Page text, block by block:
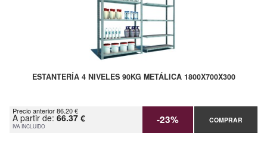
ESTANTERÍA 4 NIVELES 90KG METÁLICA 1800X700X300
Precio anterior 86.20 €
A partir de: 66.37 €
IVA INCLUIDO -23% COMPRAR